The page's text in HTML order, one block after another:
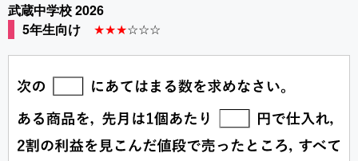
武蔵中学校 2026
5年生向け ★★★☆☆☆